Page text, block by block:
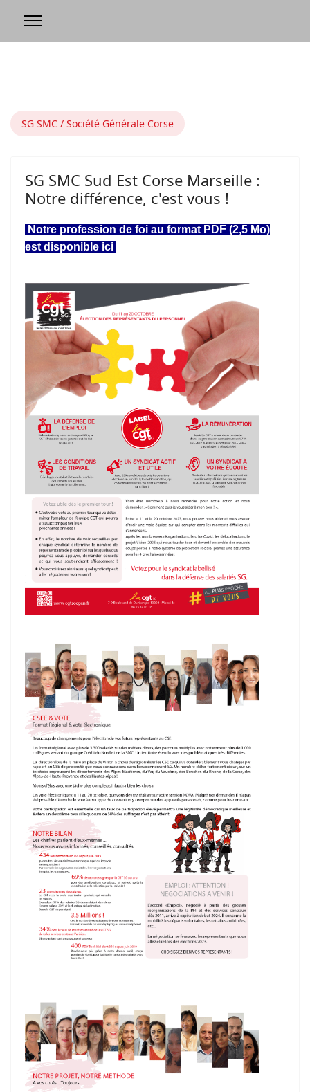
SG SMC / Société Générale Corse
SG SMC Sud Est Corse Marseille :
Notre différence, c'est vous !
Notre profession de foi au format PDF (2,5 Mo)
est disponible ici